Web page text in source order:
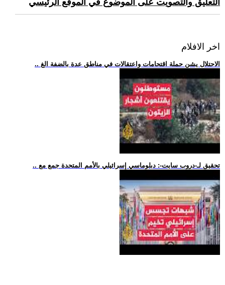
التعليق والتصويت على الموضوع في الموقع الرئيسي
اخر الافلام
.. الاحتلال يشن حملة اقتحامات واعتقالات في مناطق عدة بالضفة الغ
.. تحقيق لـ-دروب سايت-: دبلوماسي إسرائيلي بالأمم المتحدة جمع مع